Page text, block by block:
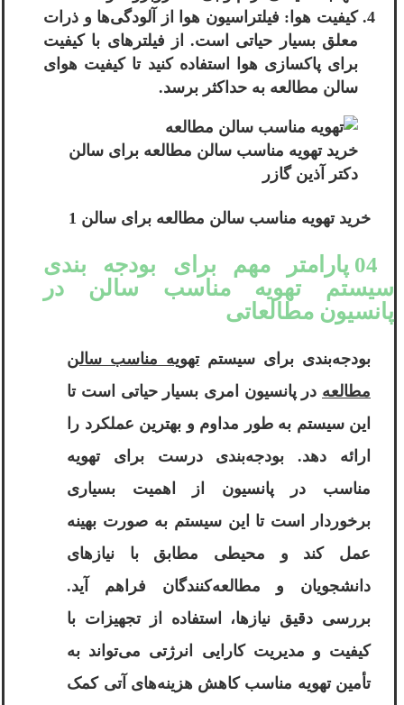
کیفیت هوا: فیلتراسیون هوا از آلودگی‌ها و ذرات
معلق بسیار حیاتی است. از فیلترهای با کیفیت
برای پاکسازی هوا استفاده کنید تا کیفیت هوای
سالن مطالعه به حداکثر برسد.
خرید تهویه مناسب سالن مطالعه برای سالن
دکتر آذین گازر
خرید تهویه مناسب سالن مطالعه برای سالن 1
04 پارامتر مهم برای بودجه بندی
سیستم تهویه مناسب سالن در
پانسیون مطالعاتی
بودجه‌بندی برای سیستمتهویه مناسب سالن
مطالعه در پانسیون امری بسیار حیاتی است تا
این سیستم به طور مداوم و بهترین عملکرد را
ارائه دهد. بودجه‌بندی درست برای تهویه
مناسب در پانسیون از اهمیت بسیاری
برخوردار است تا این سیستم به صورت بهینه
عمل کند و محیطی مطابق با نیازهای
دانشجویان و مطالعه‌کنندگان فراهم آید.
بررسی دقیق نیازها، استفاده از تجهیزات با
کیفیت و مدیریت کارایی انرژتی می‌تواند به
تأمین تهویه مناسب کاهش هزینه‌های آتی کمک